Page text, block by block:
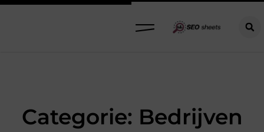
Categorie: Bedrijven